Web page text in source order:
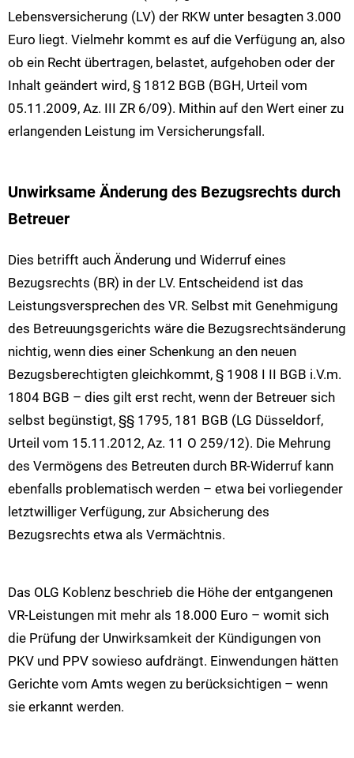
Lebensversicherung (LV) der RKW unter besagten 3.000
Euro liegt. Vielmehr kommt es auf die Verfügung an, also
ob ein Recht übertragen, belastet, aufgehoben oder der
Inhalt geändert wird, § 1812 BGB (BGH, Urteil vom
05.11.2009, Az. III ZR 6/09). Mithin auf den Wert einer zu
erlangenden Leistung im Versicherungsfall.
Unwirksame Änderung des Bezugsrechts durch
Betreuer
Dies betrifft auch Änderung und Widerruf eines
Bezugsrechts (BR) in der LV. Entscheidend ist das
Leistungsversprechen des VR. Selbst mit Genehmigung
des Betreuungsgerichts wäre die Bezugsrechtsänderung
nichtig, wenn dies einer Schenkung an den neuen
Bezugsberechtigten gleichkommt, § 1908 I II BGB i.V.m.
1804 BGB – dies gilt erst recht, wenn der Betreuer sich
selbst begünstigt, §§ 1795, 181 BGB (LG Düsseldorf,
Urteil vom 15.11.2012, Az. 11 O 259/12). Die Mehrung
des Vermögens des Betreuten durch BR-Widerruf kann
ebenfalls problematisch werden – etwa bei vorliegender
letztwilliger Verfügung, zur Absicherung des
Bezugsrechts etwa als Vermächtnis.
Das OLG Koblenz beschrieb die Höhe der entgangenen
VR-Leistungen mit mehr als 18.000 Euro – womit sich
die Prüfung der Unwirksamkeit der Kündigungen von
PKV und PPV sowieso aufdrängt. Einwendungen hätten
Gerichte vom Amts wegen zu berücksichtigen – wenn
sie erkannt werden.